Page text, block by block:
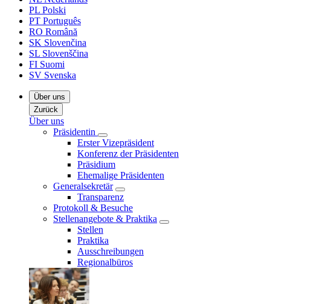
PL Polski
PT Português
RO Română
SK Slovenčina
SL Slovenščina
FI Suomi
SV Svenska
Über uns
Zurück
Über uns
Präsidentin
Erster Vizepräsident
Konferenz der Präsidenten
Präsidium
Ehemalige Präsidenten
Generalsekretär
Transparenz
Protokoll & Besuche
Stellenangebote & Praktika
Stellen
Praktika
Ausschreibungen
Regionalbüros